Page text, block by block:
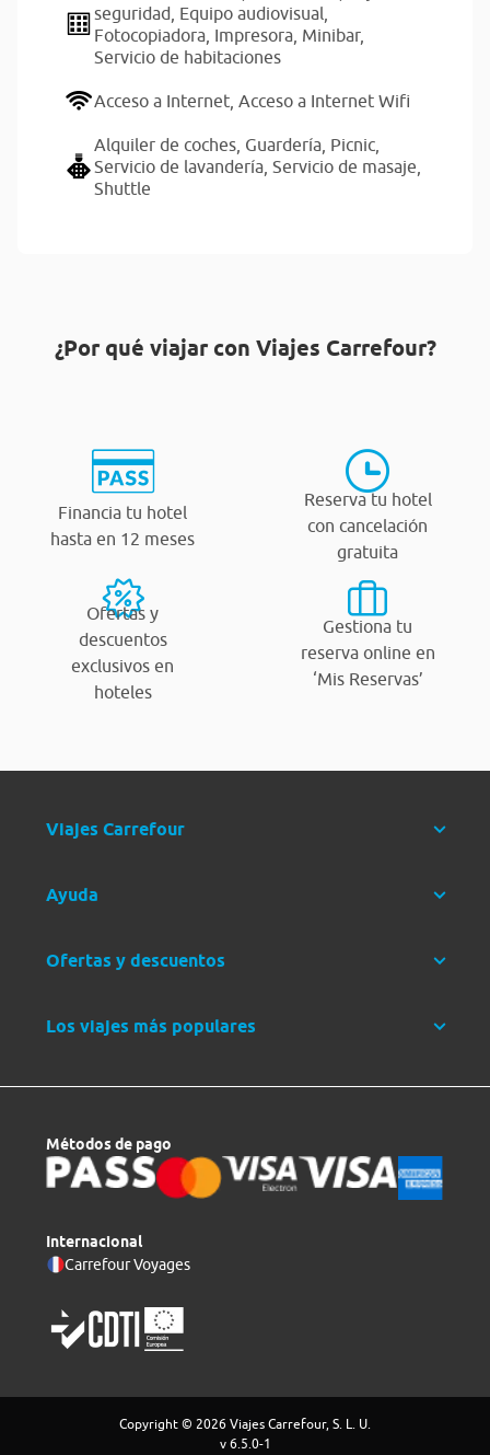
seguridad, Equipo audiovisual,
Fotocopiadora, Impresora, Minibar,
Servicio de habitaciones
Acceso a Internet, Acceso a Internet Wifi
Alquiler de coches, Guardería, Picnic,
Servicio de lavandería, Servicio de masaje,
Shuttle
¿Por qué viajar con Viajes Carrefour?
Financia tu hotel
hasta en 12 meses
Reserva tu hotel
con cancelación
gratuita
Ofertas y
descuentos
exclusivos en
hoteles
Gestiona tu
reserva online en
‘Mis Reservas’
Viajes Carrefour
Ayuda
Ofertas y descuentos
Los viajes más populares
Métodos de pago
Internacional
Carrefour Voyages
Copyright © 2026 Viajes Carrefour, S. L. U.
v 6.5.0-1